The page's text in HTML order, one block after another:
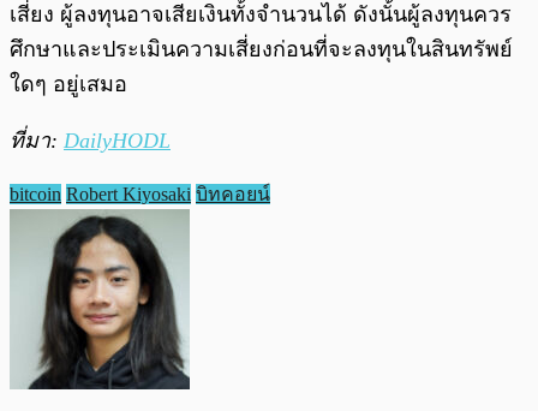
เสี่ยง ผู้ลงทุนอาจเสียเงินทั้งจำนวนได้ ดังนั้นผู้ลงทุนควร
ศึกษาและประเมินความเสี่ยงก่อนที่จะลงทุนในสินทรัพย์
ใดๆ อยู่เสมอ
ที่มา: DailyHODL
bitcoin Robert Kiyosaki บิทคอยน์